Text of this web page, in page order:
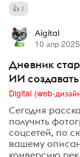
1
Aigital
10 апр 2025
Дневник
ИИ
Сегодня
получить
соцсетей, по
вашему
конверсию